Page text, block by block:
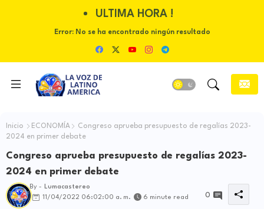
ULTIMA HORA !
Error:No se ha encontrado ningún resultado
Inicio ECONOMÍA
Congreso aprueba presupuesto de regalías 2023-
2024 en primer debate
Congreso aprueba presupuesto de regalías 2023-
2024 en primer debate
By -
Lumacastereo
11/04/2022 06:02:00 a. m.
6 minute read 0